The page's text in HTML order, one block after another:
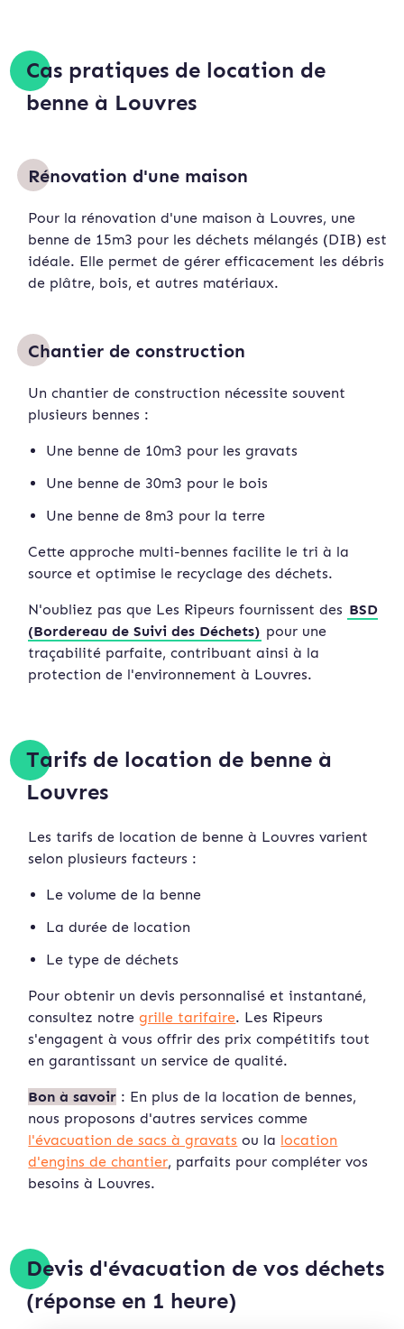
Cas pratiques de location de
benne à Louvres
Rénovation d'une maison
Pour la rénovation d'une maison à Louvres, une
benne de 15m3 pour les déchets mélangés (DIB) est
idéale. Elle permet de gérer efficacement les débris
de plâtre, bois, et autres matériaux.
Chantier de construction
Un chantier de construction nécessite souvent
plusieurs bennes :
Une benne de 10m3 pour les gravats
Une benne de 30m3 pour le bois
Une benne de 8m3 pour la terre
Cette approche multi-bennes facilite le tri à la
source et optimise le recyclage des déchets.
N'oubliez pas que Les Ripeurs fournissent des BSD
(Bordereau de Suivi des Déchets) pour une
traçabilité parfaite, contribuant ainsi à la
protection de l'environnement à Louvres.
Tarifs de location de benne à
Louvres
Les tarifs de location de benne à Louvres varient
selon plusieurs facteurs :
Le volume de la benne
La durée de location
Le type de déchets
Pour obtenir un devis personnalisé et instantané,
consultez notregrille tarifaire. Les Ripeurs
s'engagent à vous offrir des prix compétitifs tout
en garantissant un service de qualité.
Bon à savoir : En plus de la location de bennes,
nous proposons d'autres services comme
l'évacuation de sacs à gravats ou la location
d'engins de chantier, parfaits pour compléter vos
besoins à Louvres.
Devis d'évacuation de vos déchets
(réponse en 1 heure)